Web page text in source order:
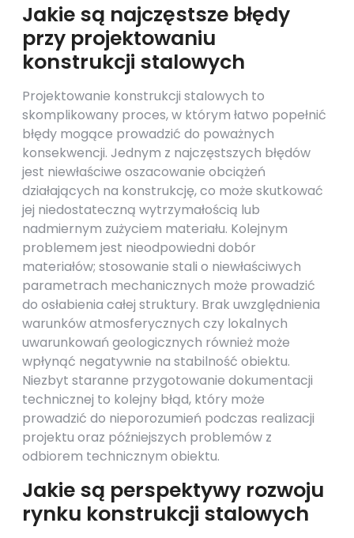
Jakie są najczęstsze błędy
przy projektowaniu
konstrukcji stalowych
Projektowanie konstrukcji stalowych to
skomplikowany proces, w którym łatwo popełnić
błędy mogące prowadzić do poważnych
konsekwencji. Jednym z najczęstszych błędów
jest niewłaściwe oszacowanie obciążeń
działających na konstrukcję, co może skutkować
jej niedostateczną wytrzymałością lub
nadmiernym zużyciem materiału. Kolejnym
problemem jest nieodpowiedni dobór
materiałów; stosowanie stali o niewłaściwych
parametrach mechanicznych może prowadzić
do osłabienia całej struktury. Brak uwzględnienia
warunków atmosferycznych czy lokalnych
uwarunkowań geologicznych również może
wpłynąć negatywnie na stabilność obiektu.
Niezbyt staranne przygotowanie dokumentacji
technicznej to kolejny błąd, który może
prowadzić do nieporozumień podczas realizacji
projektu oraz późniejszych problemów z
odbiorem technicznym obiektu.
Jakie są perspektywy rozwoju
rynku konstrukcji stalowych